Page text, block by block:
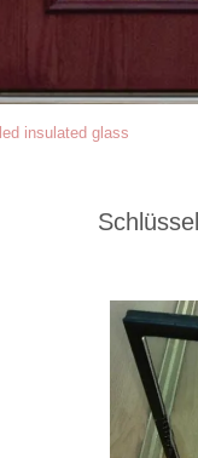
insulated glass